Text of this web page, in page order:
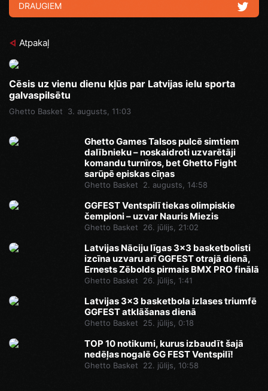
DRAUGIEM
Atpakaļ
Cēsis uz vienu dienu kļūs par Latvijas ielu sporta
galvaspilsētu
Ghetto Basket 3. augusts, 11:03
Ghetto Games Talsos pulcē simtiem
dalībnieku – noskaidroti uzvarētāji
komandu turnīros, bet Ghetto Fight
sarūpē episkas cīņas
Ghetto Basket 2. augusts, 14:58
GGFEST Ventspilī tiekas olimpiskie
čempioni – uzvar Nauris Miezis
Ghetto Basket 26. jūlijs, 21:02
Latvijas Nāciju līgas 3x3 basketbolisti
izcīna uzvaru arī GGFEST otrajā dienā,
Ernests Zēbolds pirmais BMX PRO finālā
Ghetto Basket 26. jūlijs, 1:41
Latvijas 3x3 basketbola izlases triumfē
GGFEST atklāšanas dienā
Ghetto Basket 25. jūlijs, 0:18
TOP 10 notikumi, kurus izbaudīt šajā
nedēļas nogalē GG FEST Ventspilī!
Ghetto Basket 22. jūlijs, 10:58